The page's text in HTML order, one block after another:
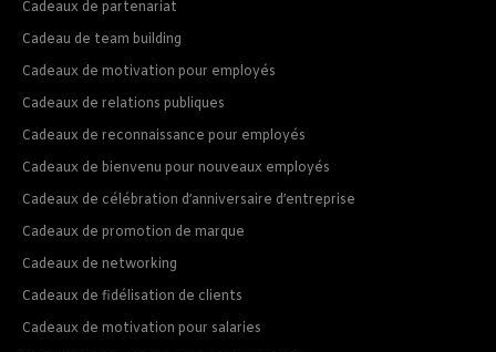
Cadeaux de partenariat
Cadeau de team building
Cadeaux de motivation pour employés
Cadeaux de relations publiques
Cadeaux de reconnaissance pour employés
Cadeaux de bienvenu pour nouveaux employés
Cadeaux de célébration d’anniversaire d’entreprise
Cadeaux de promotion de marque
Cadeaux de networking
Cadeaux de fidélisation de clients
Cadeaux de motivation pour salaries